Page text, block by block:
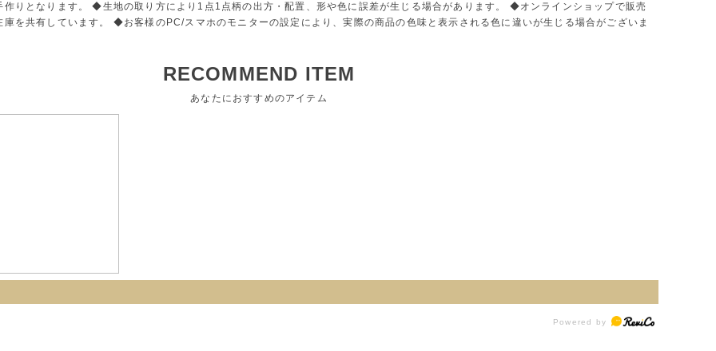
作りとなります。 ◆生地の取り方により1点1点柄の出方・配置、形や色に誤差が生じる場合があります。 ◆オンラインショップで販売
庫を共有しています。 ◆お客様のPC/スマホのモニターの設定により、実際の商品の色味と表示される色に違いが生じる場合がございま
RECOMMEND ITEM
あなたにおすすめのアイテム